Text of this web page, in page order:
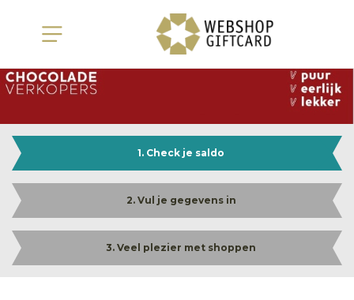
1. Check je saldo
2. Vul je gegevens in
3. Veel plezier met shoppen